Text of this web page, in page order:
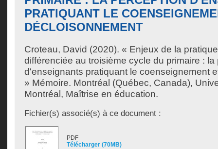
PRATIQUANT LE
DÉCLOISONNEMENT
Croteau, David (2020). « Enjeux de la
différenciée au troisième cycle du primaire : la
d'enseignants pratiquant le coenseignement
» Mémoire. Montréal (Québec, Canada),
Montréal, Maîtrise en éducation.
Fichier(s) associé(s) à ce document :
PDF
Télécharger (70MB)